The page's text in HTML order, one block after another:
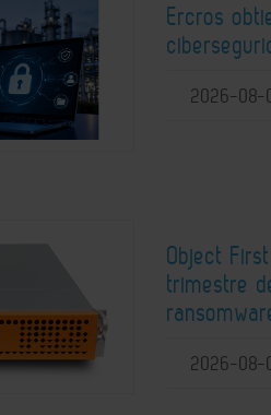
Ercros
2026-08-
Object
trimestre
2026-08-